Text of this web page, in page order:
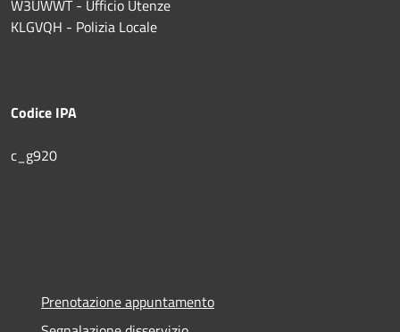
W3UWWT - Ufficio Utenze
KLGVQH - Polizia Locale
Codice IPA
c_g920
Prenotazione appuntamento